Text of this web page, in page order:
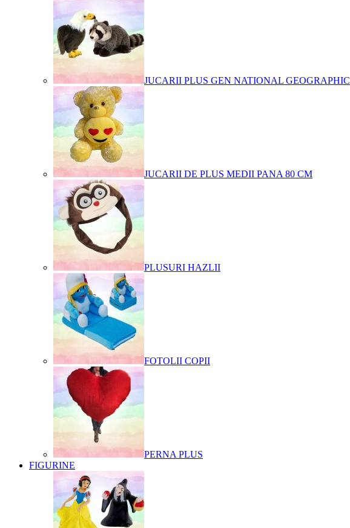
JUCARII PLUS GEN NATIONAL GEOGRAPHIC
JUCARII DE PLUS MEDII PANA 80 CM
PLUSURI HAZLII
FOTOLII COPII
PERNA PLUS
FIGURINE